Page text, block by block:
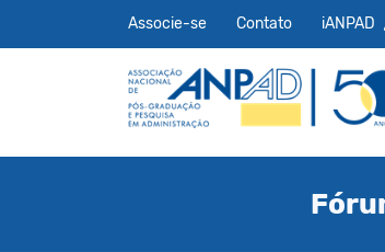
Associe-se Contato iANPAD